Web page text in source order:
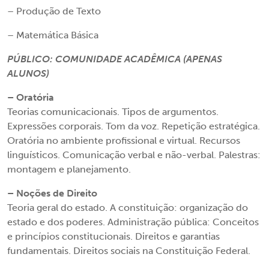
– Produção de Texto
– Matemática Básica
PÚBLICO: COMUNIDADE ACADÊMICA (APENAS
ALUNOS)
– Oratória
Teorias comunicacionais. Tipos de argumentos.
Expressões corporais. Tom da voz. Repetição estratégica.
Oratória no ambiente profissional e virtual. Recursos
linguísticos. Comunicação verbal e não-verbal. Palestras:
montagem e planejamento.
– Noções de Direito
Teoria geral do estado. A constituição: organização do
estado e dos poderes. Administração pública: Conceitos
e princípios constitucionais. Direitos e garantias
fundamentais. Direitos sociais na Constituição Federal.